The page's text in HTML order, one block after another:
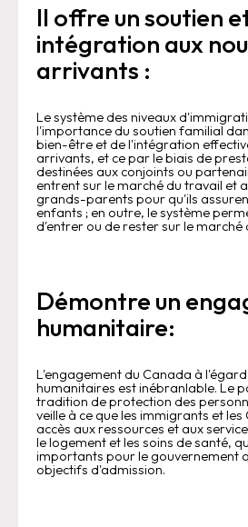
Il offre un soutien
intégration aux
arrivants :
Le système des niveaux
l'importance du soutien familial
bien-être et de l'intégration
arrivants, et ce par le biais de
destinées aux conjoints ou
entrent sur le marché du travail et
grands-parents pour qu'ils
enfants ; en outre, le système
d'entrer ou de rester sur le marché
Démontre un
humanitaire:‍
L'engagement du Canada à
humanitaires est inébranlable. Le
tradition de protection des
veille à ce que les immigrants et
accès aux ressources et aux
le logement et les soins de santé,
importants pour le gouvernement
objectifs d'admission.